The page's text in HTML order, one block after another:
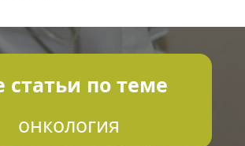
статьи по теме
онкология